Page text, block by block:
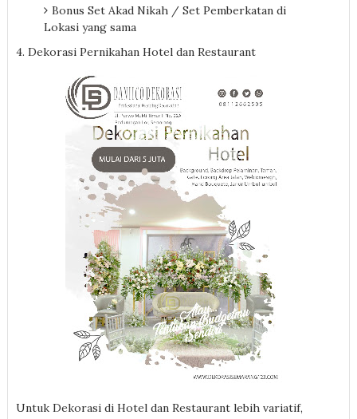
Bonus Set Akad Nikah / Set Pemberkatan di
Lokasi yang sama
4. Dekorasi Pernikahan Hotel dan Restaurant
Untuk Dekorasi di Hotel dan Restaurant lebih variatif,